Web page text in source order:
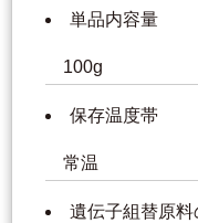
単品内容量
100g
保存温度帯
常温
遺伝子組替原料